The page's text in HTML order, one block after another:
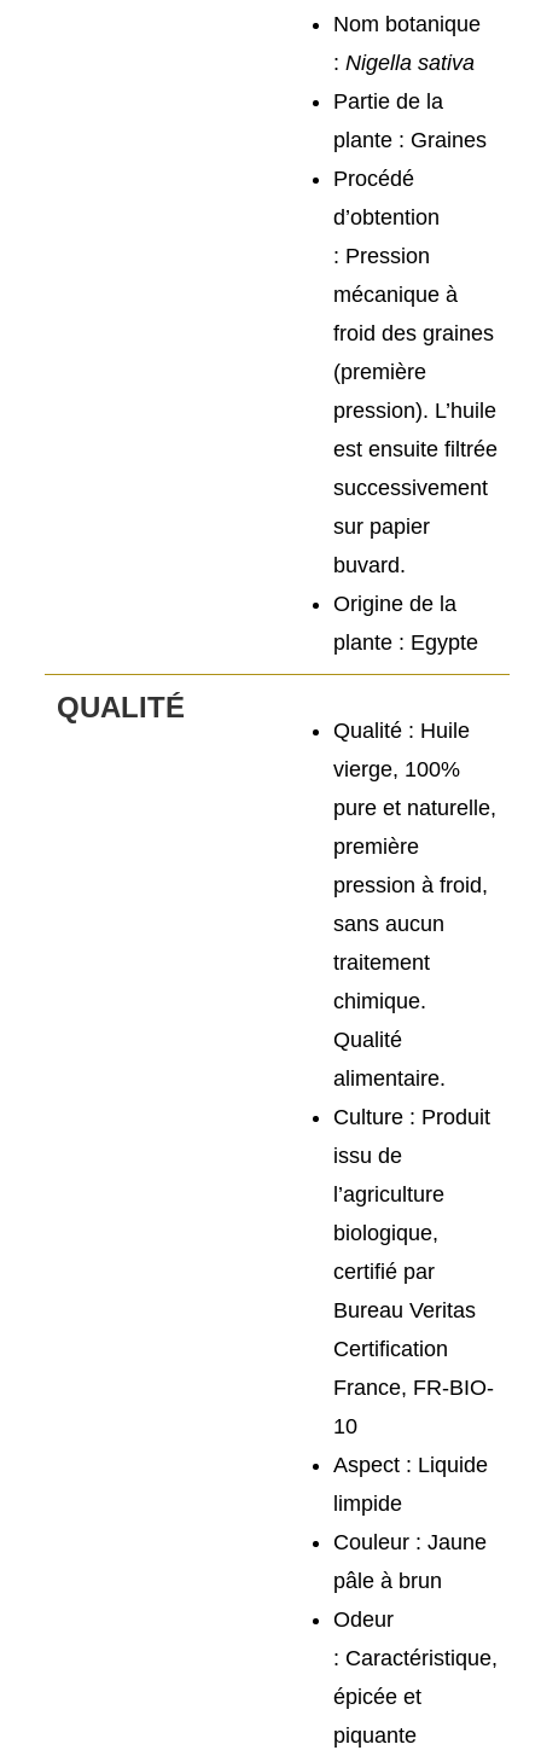
Nom botanique
:Nigella sativa
Partie de la
plante : Graines
Procédé
d’obtention
: Pression
mécanique à
froid des graines
(première
pression). L’huile
est ensuite filtrée
successivement
sur papier
buvard.
Origine de la
plante : Egypte
QUALITÉ
Qualité : Huile
vierge, 100%
pure et naturelle,
première
pression à froid,
sans aucun
traitement
chimique.
Qualité
alimentaire.
Culture : Produit
issu de
l’agriculture
biologique,
certifié par
Bureau Veritas
Certification
France, FR-BIO-
10
Aspect : Liquide
limpide
Couleur : Jaune
pâle à brun
Odeur
: Caractéristique,
épicée et
piquante